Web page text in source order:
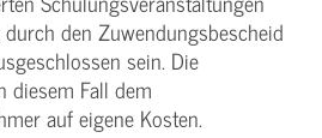
den Zuwendungs­bescheid
sein. Die
diesem Fall dem
auf eigene Kosten.